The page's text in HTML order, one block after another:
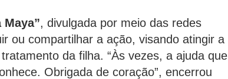
Maya”, divulgada por meio das redes
ou compartilhar a ação, visando atingir a
da filha. “Às vezes, a ajuda que
Obrigada de coração”, encerrou